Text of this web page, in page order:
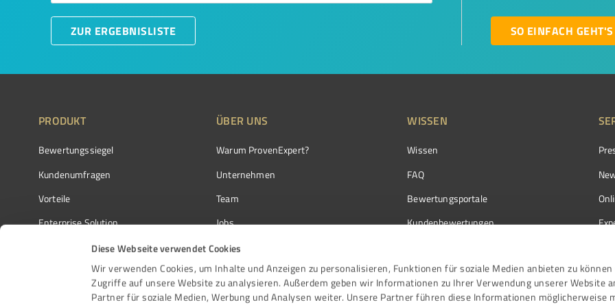
Diese Webseite verwendet Cookies
Wir verwenden Cookies, um Inhalte und Anzeigen zu personalisieren, Funktionen für soziale Medien anbieten zu können
Zugriffe auf unsere Website zu analysieren. Außerdem geben wir Informationen zu Ihrer Verwendung unserer Website
Partner für soziale Medien, Werbung und Analysen weiter. Unsere Partner führen diese Informationen möglicherweise
ZUR ERGEBNISLISTE SO EINFACH GEHT'S
PRODUKT
Bewertungssiegel
Kundenumfragen
Vorteile
Enterprise Solution
Partnerprogramm
Auszeichnungen
ÜBER UNS
Warum ProvenExpert?
Unternehmen
Team
Jobs
Kundenstimmen
Kontakt
WISSEN
Wissen
FAQ
Bewertungsportale
Kundenbewertungen
Bewertungs­richtlinien
Events